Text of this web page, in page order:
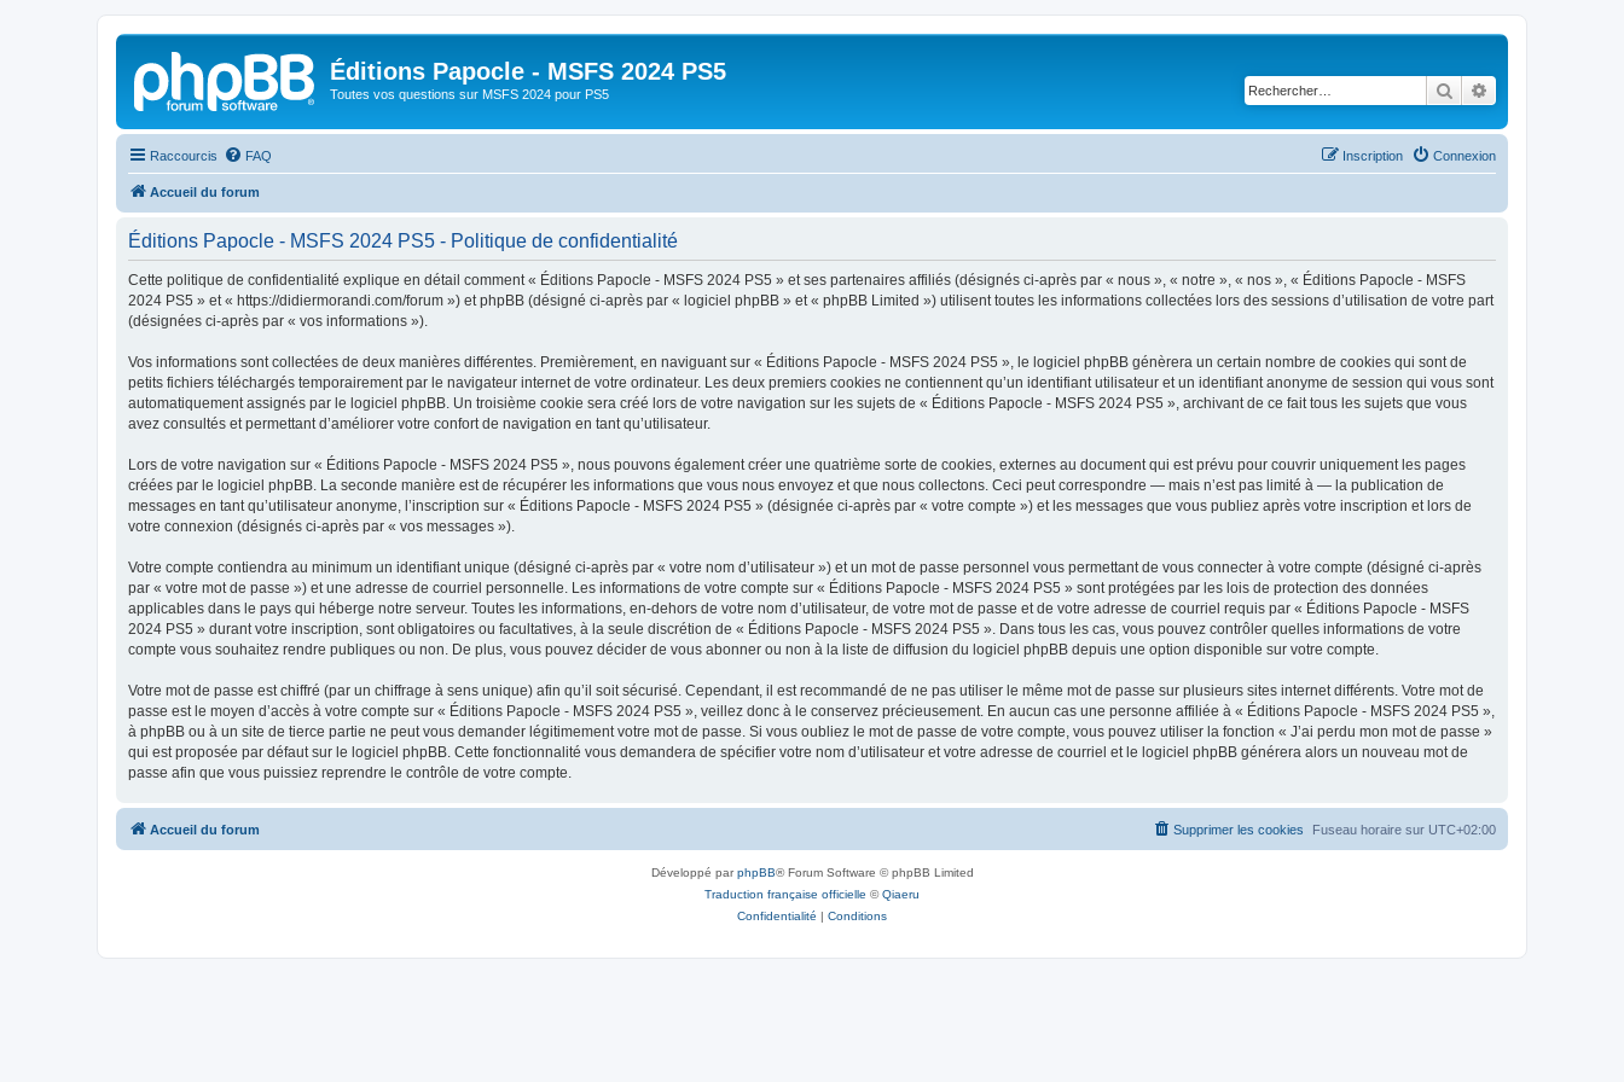
Éditions Papocle - MSFS 2024 PS5
Toutes vos questions sur MSFS 2024 pour PS5 Rechercher
Raccourcis FAQ Connexion
Inscription
Accueil du forum
Éditions Papocle - MSFS 2024 PS5 - Politique de confidentialité
Cette politique de confidentialité explique en détail comment « Éditions Papocle - MSFS 2024 PS5 » et ses partenaires affiliés (désignés ci-après par « nous », « notre », « nos », « Éditions Papocle - MSFS
2024 PS5 » et « https://didiermorandi.com/forum ») et phpBB (désigné ci-après par « logiciel phpBB » et « phpBB Limited ») utilisent toutes les informations collectées lors des sessions d’utilisation de votre part
(désignées ci-après par « vos informations »).
Vos informations sont collectées de deux manières différentes. Premièrement, en naviguant sur « Éditions Papocle - MSFS 2024 PS5 », le logiciel phpBB génèrera un certain nombre de cookies qui sont de
petits fichiers téléchargés temporairement par le navigateur internet de votre ordinateur. Les deux premiers cookies ne contiennent qu’un identifiant utilisateur et un identifiant anonyme de session qui vous sont
automatiquement assignés par le logiciel phpBB. Un troisième cookie sera créé lors de votre navigation sur les sujets de « Éditions Papocle - MSFS 2024 PS5 », archivant de ce fait tous les sujets que vous
avez consultés et permettant d’améliorer votre confort de navigation en tant qu’utilisateur.
Lors de votre navigation sur « Éditions Papocle - MSFS 2024 PS5 », nous pouvons également créer une quatrième sorte de cookies, externes au document qui est prévu pour couvrir uniquement les pages
créées par le logiciel phpBB. La seconde manière est de récupérer les informations que vous nous envoyez et que nous collectons. Ceci peut correspondre — mais n’est pas limité à — la publication de
messages en tant qu’utilisateur anonyme, l’inscription sur « Éditions Papocle - MSFS 2024 PS5 » (désignée ci-après par « votre compte ») et les messages que vous publiez après votre inscription et lors de
votre connexion (désignés ci-après par « vos messages »).
Votre compte contiendra au minimum un identifiant unique (désigné ci-après par « votre nom d’utilisateur ») et un mot de passe personnel vous permettant de vous connecter à votre compte (désigné ci-après
par « votre mot de passe ») et une adresse de courriel personnelle. Les informations de votre compte sur « Éditions Papocle - MSFS 2024 PS5 » sont protégées par les lois de protection des données
applicables dans le pays qui héberge notre serveur. Toutes les informations, en-dehors de votre nom d’utilisateur, de votre mot de passe et de votre adresse de courriel requis par « Éditions Papocle - MSFS
2024 PS5 » durant votre inscription, sont obligatoires ou facultatives, à la seule discrétion de « Éditions Papocle - MSFS 2024 PS5 ». Dans tous les cas, vous pouvez contrôler quelles informations de votre
compte vous souhaitez rendre publiques ou non. De plus, vous pouvez décider de vous abonner ou non à la liste de diffusion du logiciel phpBB depuis une option disponible sur votre compte.
Votre mot de passe est chiffré (par un chiffrage à sens unique) afin qu’il soit sécurisé. Cependant, il est recommandé de ne pas utiliser le même mot de passe sur plusieurs sites internet différents. Votre mot de
passe est le moyen d’accès à votre compte sur « Éditions Papocle - MSFS 2024 PS5 », veillez donc à le conservez précieusement. En aucun cas une personne affiliée à « Éditions Papocle - MSFS 2024 PS5 »,
à phpBB ou à un site de tierce partie ne peut vous demander légitimement votre mot de passe. Si vous oubliez le mot de passe de votre compte, vous pouvez utiliser la fonction « J’ai perdu mon mot de passe »
qui est proposée par défaut sur le logiciel phpBB. Cette fonctionnalité vous demandera de spécifier votre nom d’utilisateur et votre adresse de courriel et le logiciel phpBB générera alors un nouveau mot de
passe afin que vous puissiez reprendre le contrôle de votre compte.
Accueil du forum Fuseau horaire sur UTC+02:00
Supprimer les cookies
Développé parphpBB® Forum Software © phpBB Limited
Traduction française officielle ©Qiaeru
Confidentialité | Conditions